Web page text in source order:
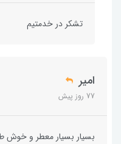
تشکر در خدمتیم
امیر
77 روز پیش
بسیار بسیار معطر و